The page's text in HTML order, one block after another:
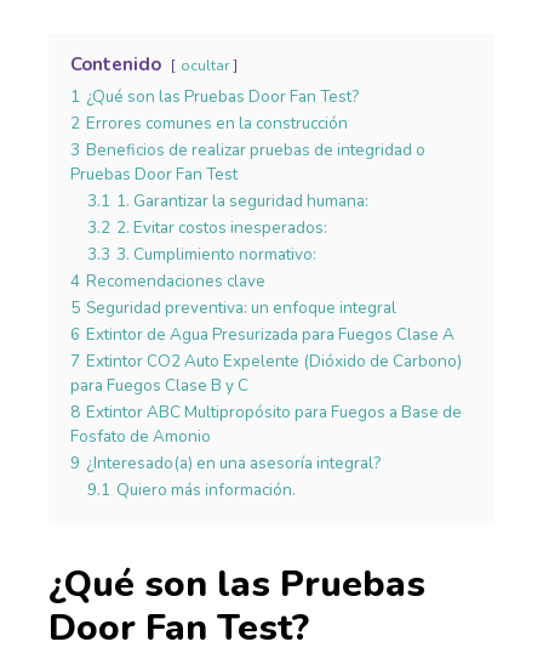
Contenido ocultar
1 ¿Qué son las Pruebas Door Fan Test?
2 Errores comunes en la construcción
3 Beneficios de realizar pruebas de integridad o
Pruebas Door Fan Test
3.1 1. Garantizar la seguridad humana:
3.2 2. Evitar costos inesperados:
3.3 3. Cumplimiento normativo:
4 Recomendaciones clave
5 Seguridad preventiva: un enfoque integral
6 Extintor de Agua Presurizada para Fuegos Clase A
7 Extintor CO2 Auto Expelente (Dióxido de Carbono)
para Fuegos Clase B y C
8 Extintor ABC Multipropósito para Fuegos a Base de
Fosfato de Amonio
9 ¿Interesado(a) en una asesoría integral?
9.1 Quiero más información.
¿Qué son las Pruebas
Door Fan Test?